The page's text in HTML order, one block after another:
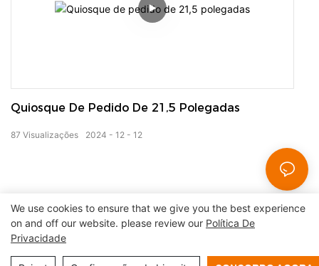
Quiosque De Pedido De 21,5 Polegadas
2024 12 12
87 Visualizações
Copyright © 2026 Shenzhen Lean Kiosk Systems Co., LTD
|Mapa do site Política de privacidade
We use cookies to ensure that we give you the best experience
on and off our website. please review our Política De
Privacidade